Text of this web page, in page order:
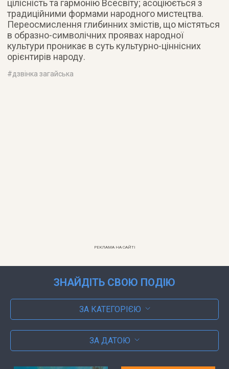
цілісність та гармонію Всесвіту; асоціюється з
традиційними формами народного мистецтва.
Переосмислення глибинних змістів, що містяться
в образно-символічних проявах народної
культури проникає в суть культурно-ціннісних
орієнтирів народу.
#дзвінка загайська
РЕКЛАМА НА САЙТІ
ЗНАЙДІТЬ СВОЮ ПОДІЮ
ЗА КАТЕГОРІЄЮ
ЗА ДАТОЮ